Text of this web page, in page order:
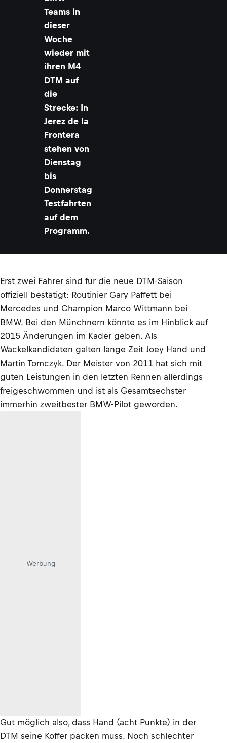
Teams in
dieser
Woche
wieder mit
ihren M4
DTM auf
die
Strecke: In
Jerez de la
Frontera
stehen von
Dienstag
bis
Donnerstag
Testfahrten
auf dem
Programm.
Erst zwei Fahrer sind für die neue DTM-Saison
offiziell bestätigt: Routinier Gary Paffett bei
Mercedes und Champion Marco Wittmann bei
BMW. Bei den Münchnern könnte es im Hinblick auf
2015 Änderungen im Kader geben. Als
Wackelkandidaten galten lange Zeit Joey Hand und
Martin Tomczyk. Der Meister von 2011 hat sich mit
guten Leistungen in den letzten Rennen allerdings
freigeschwommen und ist als Gesamtsechster
immerhin zweitbester BMW-Pilot geworden.
Werbung
Gut möglich also, dass Hand (acht Punkte) in der
DTM seine Koffer packen muss. Noch schlechter